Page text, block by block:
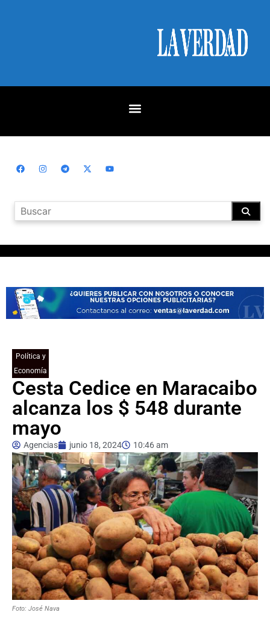
Política y
Economía
Cesta Cedice en Maracaibo
alcanza los $ 548 durante
mayo
Agencias junio 18, 2024 10:46 am
Foto: José Nava